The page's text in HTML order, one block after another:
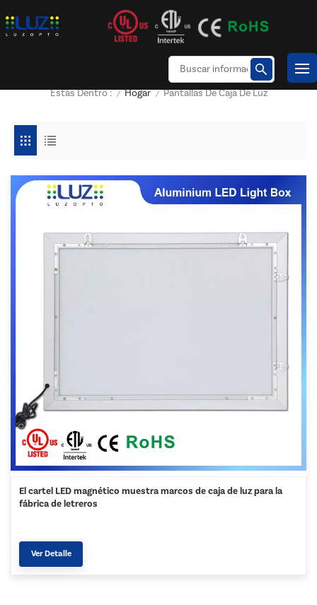
Estás Dentro : / Hogar / Pantallas De Caja De Luz
El cartel LED magnético muestra marcos de caja de luz para la
fábrica de letreros
Ver Detalle